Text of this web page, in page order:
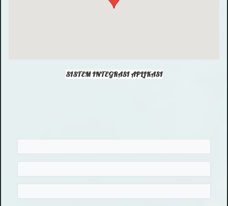
SISTEM INTEGRASI APLIKASI